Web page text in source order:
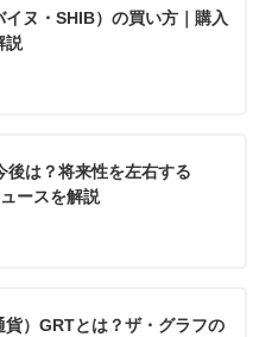
ヌ・SHIB）の買い方｜購入
説
後は？将来性を左右する
ースを解説
貨）GRTとは？ザ・グラフの